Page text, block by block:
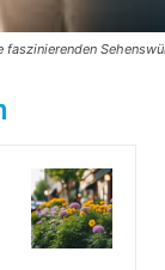
faszinierenden